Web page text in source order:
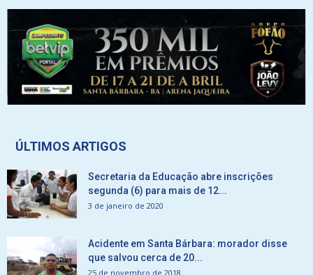
ÚLTIMOS ARTIGOS
Secretaria da Educação abre inscrições
segunda (6) para mais de 12...
3 de janeiro de 2020
Acidente em Santa Bárbara: morador disse
que salvou cerca de 20...
25 de novembro de 2018